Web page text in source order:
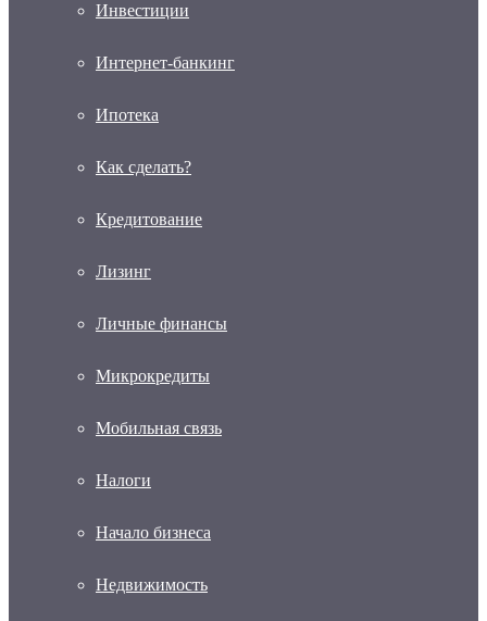
Инвестиции
Интернет-банкинг
Ипотека
Как сделать?
Кредитование
Лизинг
Личные финансы
Микрокредиты
Мобильная связь
Налоги
Начало бизнеса
Недвижимость